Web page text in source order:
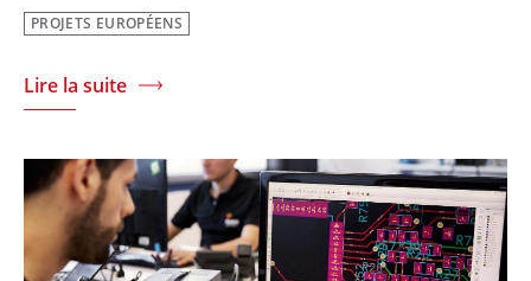
PROJETS EUROPÉENS
Lire la suite